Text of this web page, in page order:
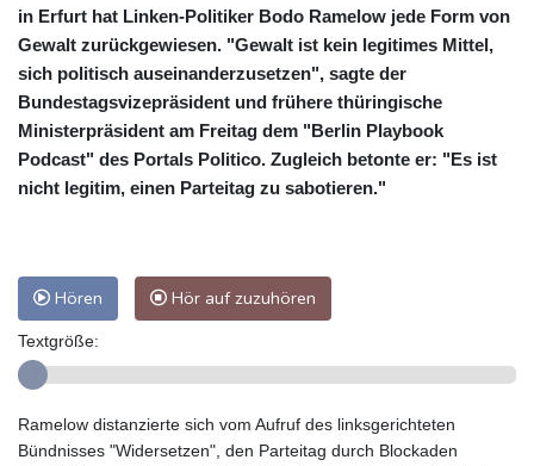
in Erfurt hat Linken-Politiker Bodo Ramelow jede Form von
Gewalt zurückgewiesen. "Gewalt ist kein legitimes Mittel,
sich politisch auseinanderzusetzen", sagte der
Bundestagsvizepräsident und frühere thüringische
Ministerpräsident am Freitag dem "Berlin Playbook
Podcast" des Portals Politico. Zugleich betonte er: "Es ist
nicht legitim, einen Parteitag zu sabotieren."
Hören Hör auf zuzuhören
Textgröße:
Ramelow distanzierte sich vom Aufruf des linksgerichteten
Bündnisses "Widersetzen", den Parteitag durch Blockaden